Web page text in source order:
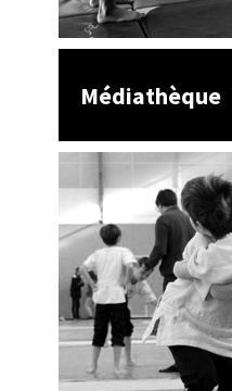
Médiathèque